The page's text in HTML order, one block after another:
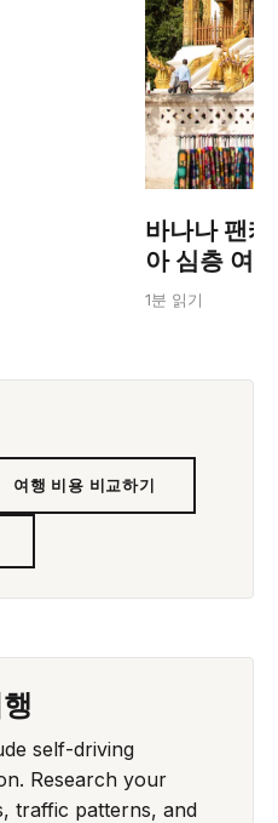
바나나 팬
아 심층 여
1분 읽기
여행 비용 비교하기
self-driving
Research your
traffic patterns, and